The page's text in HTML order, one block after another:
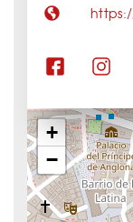
+
−